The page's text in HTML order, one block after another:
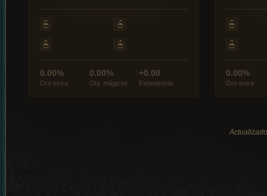
0.00%
Oro extra
0.00%
Obj. mágicos
+0.00
Experiencia
0.00%
Oro extra